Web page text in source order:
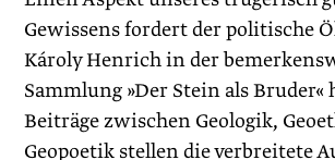
Gewissens fordert der politische
Károly Henrich in der
Sammlung »Der Stein als Bruder«
Beiträge zwischen Geo­logik,
Geo­poetik stellen die verbreitete